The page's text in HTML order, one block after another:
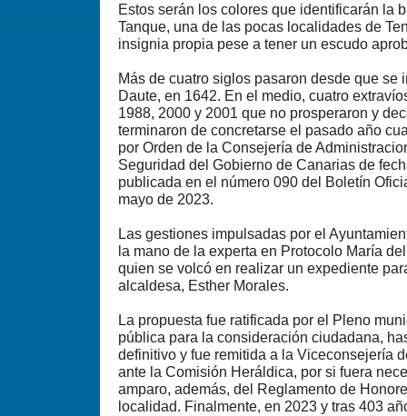
Estos serán los colores que identificarán la
Tanque, una de las pocas localidades de
insignia propia pese a tener un escudo
Más de cuatro siglos pasaron desde que se
Daute, en 1642. En el medio, cuatro
1988, 2000 y 2001 que no prosperaron y
terminaron de concretarse el pasado año
por Orden de la Consejería de
Seguridad del Gobierno de Canarias de
publicada en el número 090 del Boletín
mayo de 2023.
Las gestiones impulsadas por el
la mano de la experta en Protocolo María
quien se volcó en realizar un expediente
alcaldesa, Esther Morales.
La propuesta fue ratificada por el Pleno
pública para la consideración ciudadana,
definitivo y fue remitida a la Viceconsejería
ante la Comisión Heráldica, por si fuera
amparo, además, del Reglamento de
localidad. Finalmente, en 2023 y tras 403